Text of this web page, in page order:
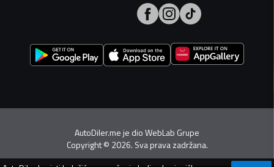
AutoDiler.me je dioWebLab Grupe
Copyright© 2026. Sva prava zadržana.